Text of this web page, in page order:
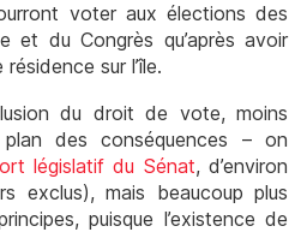
voter aux élections des
et du Congrès qu’après avoir
sur l’île.
du droit de vote, moins
des conséquences – on
législatif du Sénat, d’environ
exclus), mais beaucoup plus
puisque l’existence de